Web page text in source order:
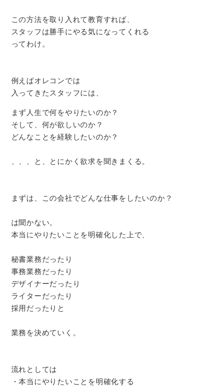
この方法を取り入れて教育すれば、
スタッフは勝手にやる気になってくれる
ってわけ。
例えばオレコンでは
入ってきたスタッフには、
まず人生で何をやりたいのか？
そして、何が欲しいのか？
どんなことを経験したいのか？
、、、と、とにかく欲求を聞きまくる。
まずは、この会社でどんな仕事をしたいのか？
は聞かない。
本当にやりたいことを明確化した上で、
秘書業務だったり
事務業務だったり
デザイナーだったり
ライターだったり
採用だったりと
業務を決めていく。
流れとしては
・本当にやりたいことを明確化する